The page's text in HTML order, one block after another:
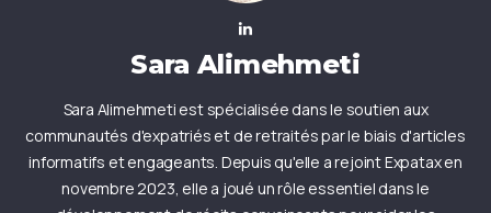
Sara Alimehmeti
Sara Alimehmeti est spécialisée dans le soutien aux
communautés d'expatriés et de retraités par le biais d'articles
informatifs et engageants. Depuis qu'elle a rejoint Expatax en
novembre 2023, elle a joué un rôle essentiel dans le